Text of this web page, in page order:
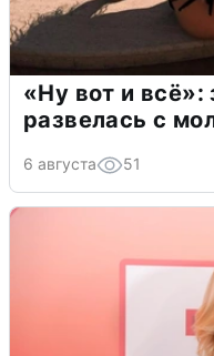
«Ну вот и
развелась с
6 августа 51